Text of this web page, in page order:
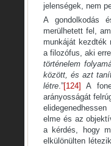
jelenségek, nem
A gondolkodás
merülhetett fel,
munkáját kezdték
a filozófus, aki
történelem
között, és azt
létre .”[124] A
arányosságát
elme és az
a kérdés, hogy
elkülönülten